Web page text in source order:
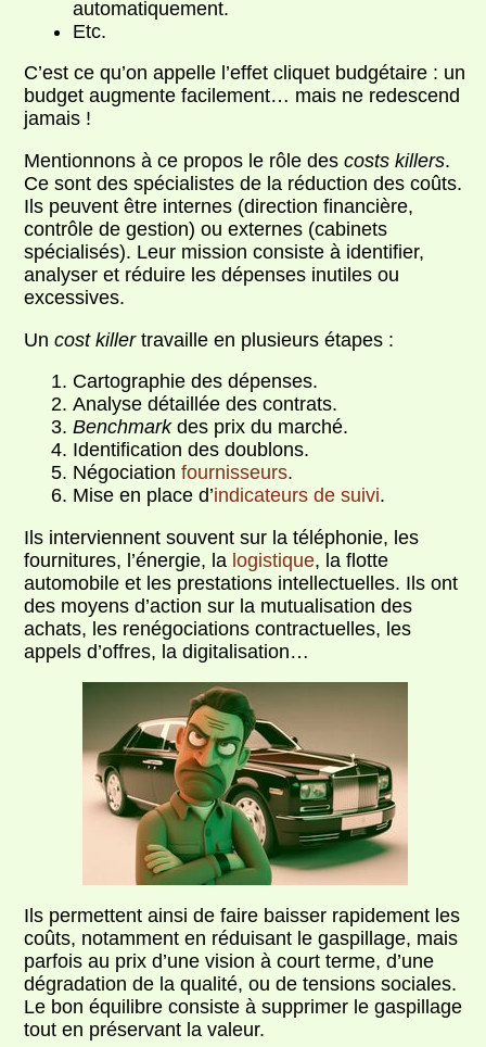
automatiquement.
Etc.
C’est ce qu’on appelle l’effet cliquet budgétaire : un
budget augmente facilement… mais ne redescend
jamais !
Mentionnons à ce propos le rôle descosts killers.
Ce sont des spécialistes de la réduction des coûts.
Ils peuvent être internes (direction financière,
contrôle de gestion) ou externes (cabinets
spécialisés). Leur mission consiste à identifier,
analyser et réduire les dépenses inutiles ou
excessives.
Uncost killertravaille en plusieurs étapes :
Cartographie des dépenses.
Analyse détaillée des contrats.
Benchmarkdes prix du marché.
Identification des doublons.
Négociation fournisseurs.
Mise en place d’indicateurs de suivi.
Ils interviennent souvent sur la téléphonie, les
fournitures, l’énergie, la logistique, la flotte
automobile et les prestations intellectuelles. Ils ont
des moyens d’action sur la mutualisation des
achats, les renégociations contractuelles, les
appels d’offres, la digitalisation…
Ils permettent ainsi de faire baisser rapidement les
coûts, notamment en réduisant le gaspillage, mais
parfois au prix d’une vision à court terme, d’une
dégradation de la qualité, ou de tensions sociales.
Le bon équilibre consiste à supprimer le gaspillage
tout en préservant la valeur.